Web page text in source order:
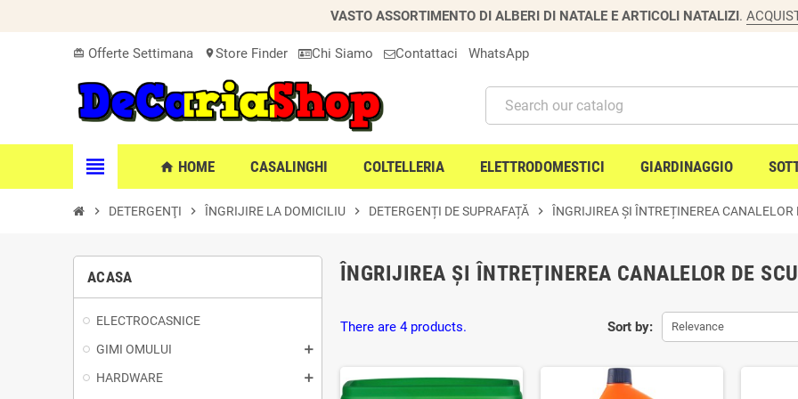
VASTO ASSORTIMENTO DI ALBERI DI NATALE E ARTICOLI NATALIZI.
card_giftcard Offerte Settimana location_onStore Finder Chi Siamo Contattaci WhatsApp
view_headline home HOME CASALINGHI COLTELLERIA ELETTRODOMESTICI GIARDINAGGIO
chevron_right DETERGENŢI chevron_right ÎNGRIJIRE LA DOMICILIU chevron_right DETERGENȚI DE SUPRAFAȚĂ chevron_right ÎNGRIJIREA ȘI ÎNTREȚINEREA CANALELOR
ACASA
ELECTROCASNICE
GIMI OMULUI
HARDWARE
ÎNGRIJIREA ȘI ÎNTREȚINEREA CANALELOR DE
Sort by: Relevance
There are 4 products.